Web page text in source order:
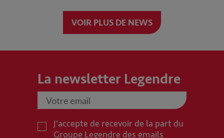
VOIR PLUS DE NEWS
La newsletter Legendre
J'accepte de recevoir de la part du
Groupe Legendre des emails